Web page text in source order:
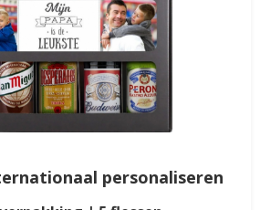
personaliseren